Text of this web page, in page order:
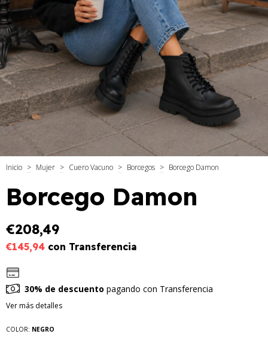
Inicio > Mujer > Cuero Vacuno > Borcegos > Borcego Damon
Borcego Damon
€208,49
€145,94 con Transferencia
30% de descuento pagando con Transferencia
Ver más detalles
COLOR: NEGRO